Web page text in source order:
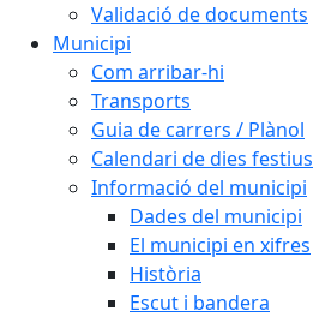
Validació de documents
Municipi
Com arribar-hi
Transports
Guia de carrers / Plànol
Calendari de dies festius
Informació del municipi
Dades del municipi
El municipi en xifres
Història
Escut i bandera